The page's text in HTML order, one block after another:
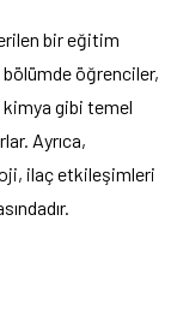
bir eğitim
bölümde öğrenciler,
gibi temel
Ayrıca,
ilaç etkileşimleri